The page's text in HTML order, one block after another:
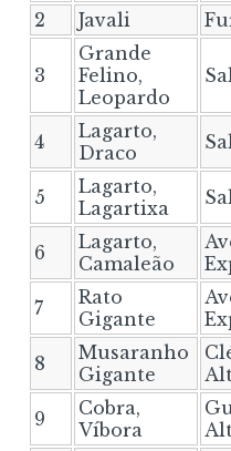
2
Javali
3
Grande
Felino,
Leopardo
4
Lagarto,
Draco
5
Lagarto,
Lagartixa
6
Lagarto,
Camaleão
7
Rato
Gigante
8
Musaranho
Gigante
9
Cobra,
Víbora